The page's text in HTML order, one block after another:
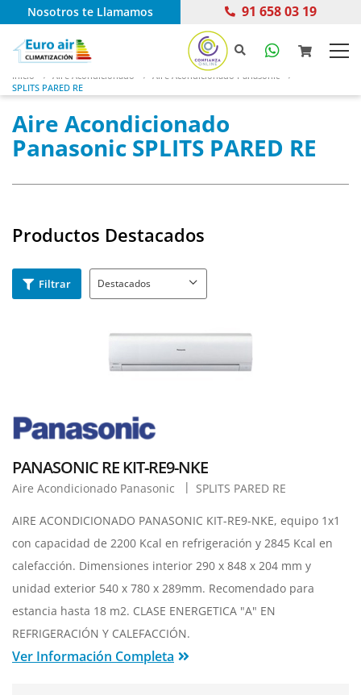
Nosotros te Llamamos 91 658 03 19
Inicio Aire Acondicionado
Aire Acondicionado Panasonic
SPLITS PARED RE
Aire Acondicionado
Panasonic SPLITS PARED RE
Productos Destacados
Filtrar
PANASONIC RE KIT-RE9-NKE
Aire Acondicionado Panasonic SPLITS PARED RE
AIRE ACONDICIONADO PANASONIC KIT-RE9-NKE, equipo 1x1
con capacidad de 2200 Kcal en refrigeración y 2845 Kcal en
calefacción. Dimensiones interior 290 x 848 x 204 mm y
unidad exterior 540 x 780 x 289mm. Recomendado para
estancia hasta 18 m2. CLASE ENERGETICA "A" EN
REFRIGERACIÓN Y CALEFACCIÓN.
Ver Información Completa